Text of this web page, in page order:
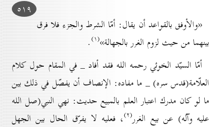
٥۱۹
«والأوفق بالقواعد أن يقال: أمّا الشرط والجزء فلا فرق
بينهما من حيث لزوم الغرر بالجهالة»(۱) .
أمّا السيّد الخوئي رحمه الله فقد أفاد _ في المقام حول كلام
العلّامة(قدس سره) _ ما مفاده: الإنصاف أن يفصّل في ذلك بين
ما لو كان مدرك اعتبار العلم بالمبيع حديث: نهي النبي(صل الله
عليه وآله) عن بيع الغرر(۲) ، فعليه لا يفرّق الحال بين الجهل